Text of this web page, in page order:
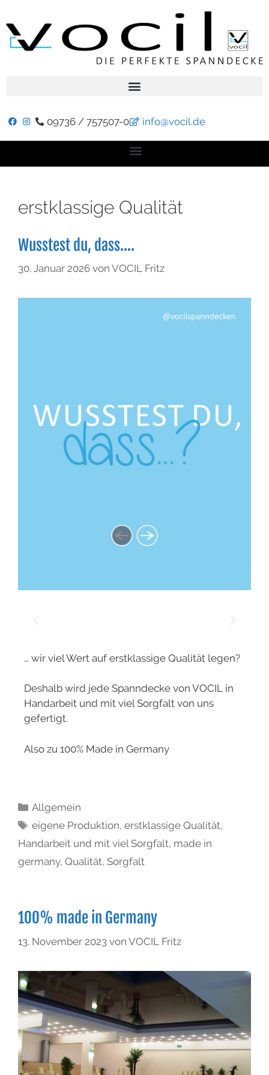
09736 / 757507-0 info@vocil.de
erstklassige Qualität
Wusstest du, dass….
30. Januar 2026 von VOCIL Fritz
… wir viel Wert auf erstklassige Qualität legen?
Deshalb wird jede Spanndecke von VOCIL in
Handarbeit und mit viel Sorgfalt von uns
gefertigt.
Also zu 100% Made in Germany
Allgemein
eigene Produktion,erstklassige Qualität,
Handarbeit und mit viel Sorgfalt, made in
germany, Qualität, Sorgfalt
100% made in Germany
13. November 2023 von VOCIL Fritz